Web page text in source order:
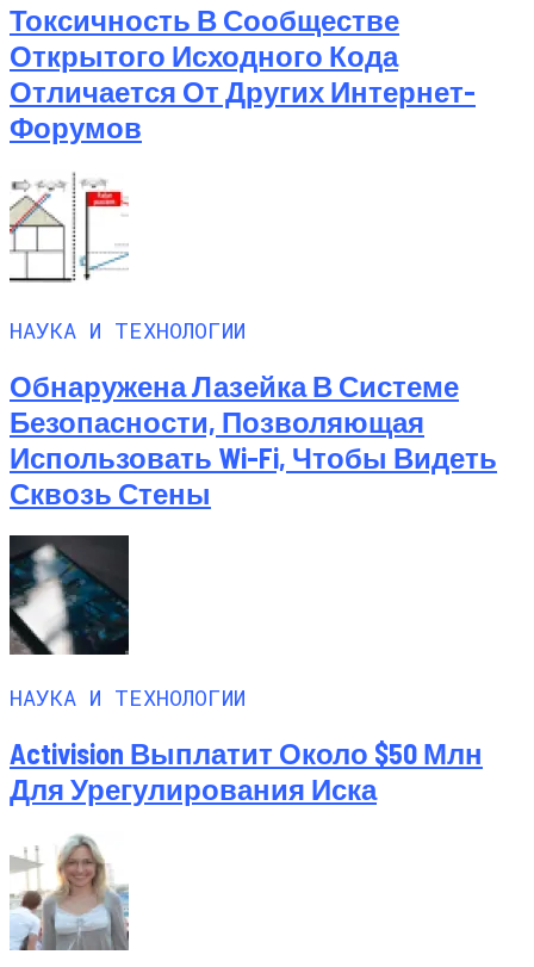
Токсичность В Сообществе
Открытого Исходного Кода
Отличается От Других Интернет-
Форумов
НАУКА И ТЕХНОЛОГИИ
Обнаружена Лазейка В Системе
Безопасности, Позволяющая
Использовать Wi-Fi, Чтобы Видеть
Сквозь Стены
НАУКА И ТЕХНОЛОГИИ
Activision Выплатит Около $50 Млн
Для Урегулирования Иска